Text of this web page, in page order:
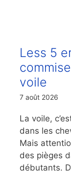
Less 5
voile
7 août 2026
La voile,
dans les
Mais
des pièges
débutants.